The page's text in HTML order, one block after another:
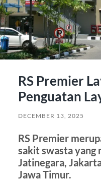
RS Premier
Penguatan
DECEMBER 13, 2025
RS Premier
sakit swasta yang
Jatinegara,
Jawa Timur.